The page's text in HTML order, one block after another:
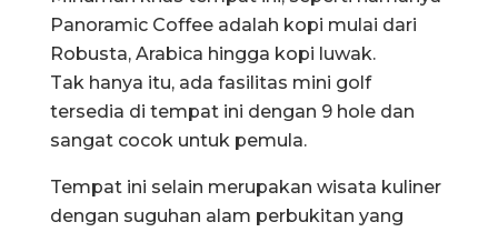
Panoramic Coffee adalah kopi mulai dari
Robusta, Arabica hingga kopi luwak.
Tak hanya itu, ada fasilitas mini golf
tersedia di tempat ini dengan 9 hole dan
sangat cocok untuk pemula.
Tempat ini selain merupakan wisata kuliner
dengan suguhan alam perbukitan yang